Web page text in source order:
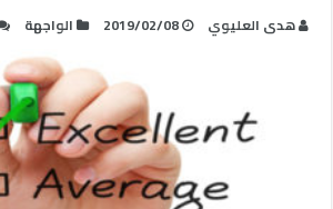
هدى العليوي 2019/02/08 الواجهة